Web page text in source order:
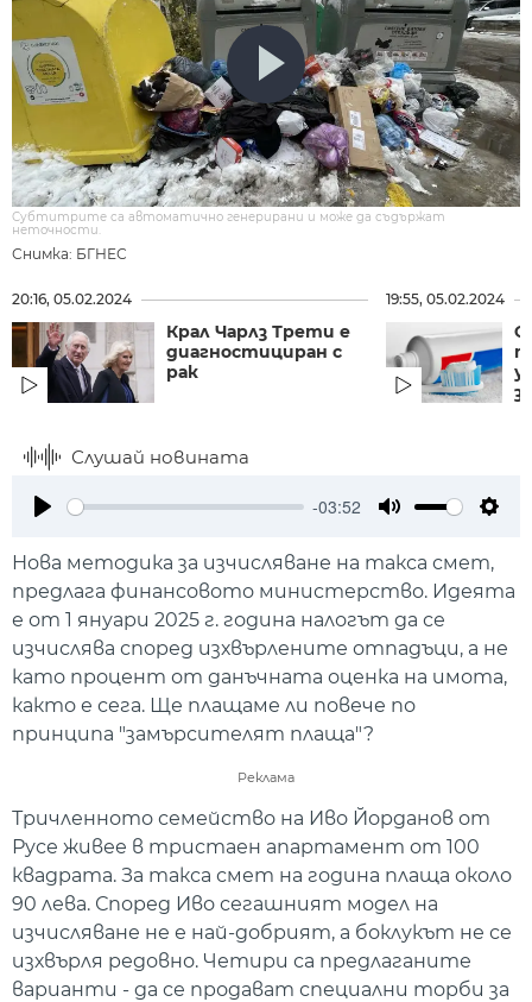
Снимка: БГНЕС
Субтитрите са автоматично генерирани и може да съдържат
неточности.
20:16, 05.02.2024
Крал Чарлз Трети е
диагностициран с
рак
19:55, 05.02.2024
Слушай новината
-03:52
Нова методика за изчисляване на такса смет,
предлага финансовото министерство. Идеята
е от 1 януари 2025 г. година налогът да се
изчислява според изхвърлените отпадъци, а не
като процент от данъчната оценка на имота,
както е сега. Ще плащаме ли повече по
принципа "замърсителят плаща"?
Реклама
Тричленното семейство на Иво Йорданов от
Русе живее в тристаен апартамент от 100
квадрата. За такса смет на година плаща около
90 лева. Според Иво сегашният модел на
изчисляване не е най-добрият, а боклукът не се
изхвърля редовно. Четири са предлаганите
варианти - да се продават специални торби за